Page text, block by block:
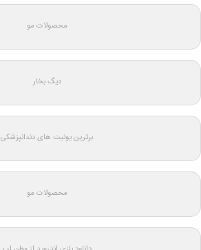
محصولات مو
دیگ بخار
برترین یونیت های دندانپزشکی
محصولات مو